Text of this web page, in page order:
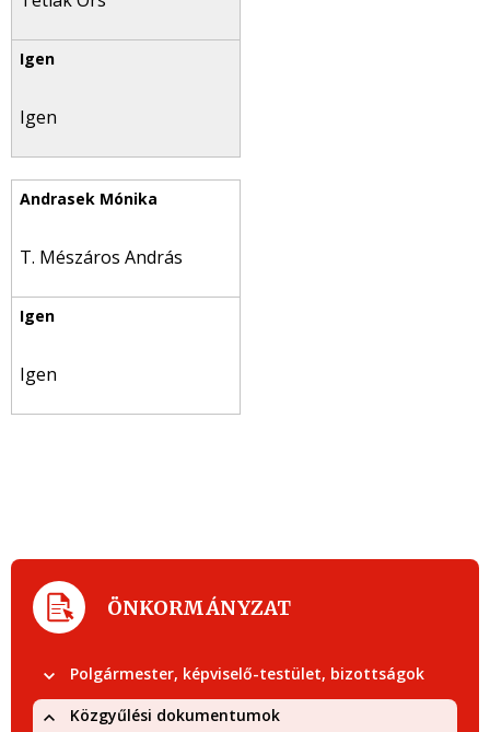
Igen
T. Mészáros András
Igen
ÖNKORMÁNYZAT
Polgármester, képviselő-testület, bizottságok
Közgyűlési dokumentumok